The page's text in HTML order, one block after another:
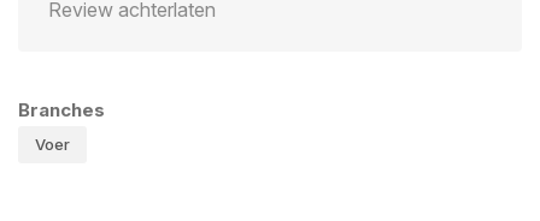
Review achterlaten
Branches
Voer